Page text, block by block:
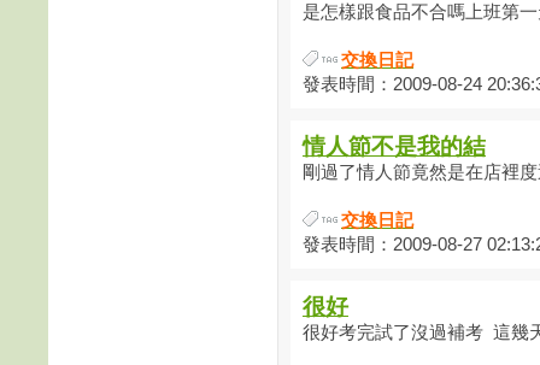
是怎樣跟食品不合嗎上班第
交換日記
發表時間：2009-08-24
情人節不是我的結
剛過了情人節竟然是在店裡
交換日記
發表時間：2009-08-27
很好
很好考完試了沒過補考 這幾